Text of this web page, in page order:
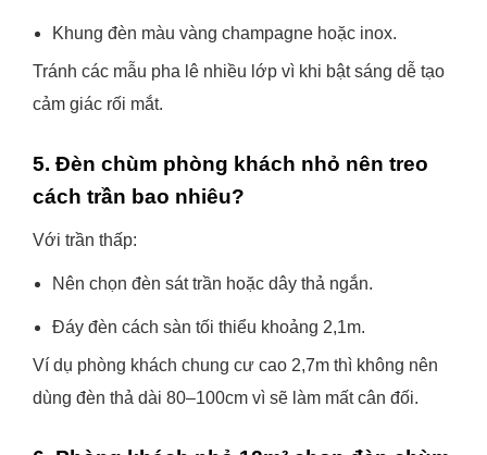
Khung đèn màu vàng champagne hoặc inox.
Tránh các mẫu pha lê nhiều lớp vì khi bật sáng dễ tạo
cảm giác rối mắt.
5. Đèn chùm phòng khách nhỏ nên treo
cách trần bao nhiêu?
Với trần thấp:
Nên chọn đèn sát trần hoặc dây thả ngắn.
Đáy đèn cách sàn tối thiểu khoảng 2,1m.
Ví dụ phòng khách chung cư cao 2,7m thì không nên
dùng đèn thả dài 80–100cm vì sẽ làm mất cân đối.